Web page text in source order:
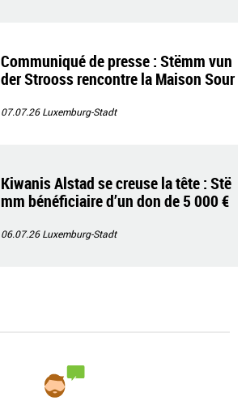
Communiqué de presse : Stëmm vun
der Strooss rencontre la Maison Sour
07.07.26Luxemburg-Stadt
Kiwanis Alstad se creuse la tête : Stë
mm bénéficiaire d’un don de 5 000 €
06.07.26Luxemburg-Stadt